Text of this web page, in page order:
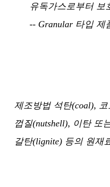
유독가스로부터 보
-- Granular 타입 제
제조방법 석탄(coal),
껍질(nutshell), 이탄 또
갈탄(lignite) 등의 원재